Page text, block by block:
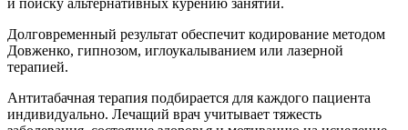
Долговременный результат обеспечит кодирование методом
Довженко, гипнозом, иглоукалыванием или лазерной
терапией.
Антитабачная терапия подбирается для каждого пациента
индивидуально. Лечащий врач учитывает тяжесть